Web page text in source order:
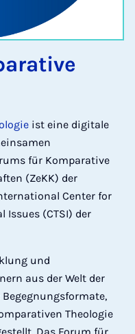
ist eine digitale
für Komparative
(ZeKK) der
Center for
Issues (CTSI) der
und
aus der Welt der
Theologie